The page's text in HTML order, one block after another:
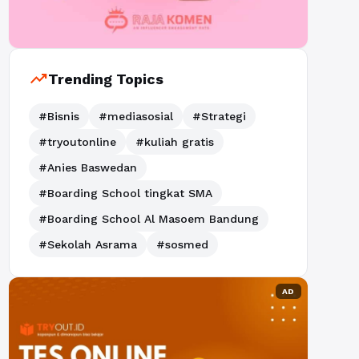
trending_upTrending Topics
#Bisnis #mediasosial
#Strategi
#tryoutonline
#kuliah gratis
#Anies Baswedan
#Boarding School tingkat SMA
#Boarding School Al Masoem Bandung
#Sekolah Asrama
#sosmed
AD